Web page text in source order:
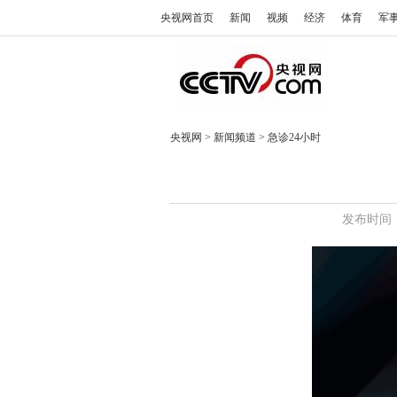
央视网首页 新闻 视频 经济 体育 军
央视网 > 新闻频道 > 急诊24小时
发布时